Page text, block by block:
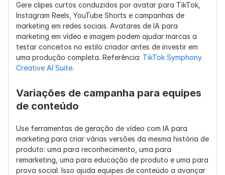
Gere clipes curtos conduzidos por avatar para TikTok,
Instagram Reels, YouTube Shorts e campanhas de
marketing em redes sociais. Avatares de IA para
marketing em vídeo e imagem podem ajudar marcas a
testar conceitos no estilo criador antes de investir em
uma produção completa. Referência: TikTok Symphony
Creative AI Suite.
Variações de campanha para equipes
de conteúdo
Use ferramentas de geração de vídeo com IA para
marketing para criar várias versões da mesma história de
produto: uma para reconhecimento, uma para
remarketing, uma para educação de produto e uma para
prova social. Isso ajuda equipes de conteúdo a avançar